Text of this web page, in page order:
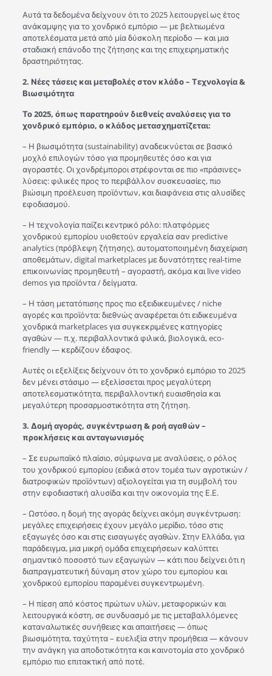
Αυτά τα δεδομένα δείχνουν ότι το 2025 λειτουργεί ως έτος
ανάκαμψης για το χονδρικό εμπόριο — με βελτιωμένα
αποτελέσματα μετά από μία δύσκολη περίοδο — και μια
σταδιακή επάνοδο της ζήτησης και της επιχειρηματικής
δραστηριότητας.
2. Νέες τάσεις και μεταβολές στον κλάδο – Τεχνολογία &
Βιωσιμότητα
Το 2025, όπως παρατηρούν διεθνείς αναλύσεις για το
χονδρικό εμπόριο, ο κλάδος μετασχηματίζεται:
– Η βιωσιμότητα (sustainability) αναδεικνύεται σε βασικό
μοχλό επιλογών τόσο για προμηθευτές όσο και για
αγοραστές. Οι χονδρέμποροι στρέφονται σε πιο «πράσινες»
λύσεις: φιλικές προς το περιβάλλον συσκευασίες, πιο
βιώσιμη προέλευση προϊόντων, και διαφάνεια στις αλυσίδες
εφοδιασμού.
– Η τεχνολογία παίζει κεντρικό ρόλο: πλατφόρμες
χονδρικού εμπορίου υιοθετούν εργαλεία σαν predictive
analytics (πρόβλεψη ζήτησης), αυτοματοποιημένη διαχείριση
αποθεμάτων, digital marketplaces με δυνατότητες real-time
επικοινωνίας προμηθευτή – αγοραστή, ακόμα και live video
demos για προϊόντα / δείγματα.
– Η τάση μετατόπισης προς πιο εξειδικευμένες / niche
αγορές και προϊόντα: διεθνώς αναφέρεται ότι ειδικευμένα
χονδρικά marketplaces για συγκεκριμένες κατηγορίες
αγαθών — π.χ. περιβαλλοντικά φιλικά, βιολογικά, eco-
friendly — κερδίζουν έδαφος.
Αυτές οι εξελίξεις δείχνουν ότι το χονδρικό εμπόριο το 2025
δεν μένει στάσιμο — εξελίσσεται προς μεγαλύτερη
αποτελεσματικότητα, περιβαλλοντική ευαισθησία και
μεγαλύτερη προσαρμοστικότητα στη ζήτηση.
3. Δομή αγοράς, συγκέντρωση & ροή αγαθών –
προκλήσεις και ανταγωνισμός
– Σε ευρωπαϊκό πλαίσιο, σύμφωνα με αναλύσεις, ο ρόλος
του χονδρικού εμπορίου (ειδικά στον τομέα των αγροτικών /
διατροφικών προϊόντων) αξιολογείται για τη συμβολή του
στην εφοδιαστική αλυσίδα και την οικονομία της Ε.Ε.
– Ωστόσο, η δομή της αγοράς δείχνει ακόμη συγκέντρωση:
μεγάλες επιχειρήσεις έχουν μεγάλο μερίδιο, τόσο στις
εξαγωγές όσο και στις εισαγωγές αγαθών. Στην Ελλάδα, για
παράδειγμα, μια μικρή ομάδα επιχειρήσεων καλύπτει
σημαντικό ποσοστό των εξαγωγών — κάτι που δείχνει ότι η
διαπραγματευτική δύναμη στον χώρο του εμπορίου και
χονδρικού εμπορίου παραμένει συγκεντρωμένη.
– Η πίεση από κόστος πρώτων υλών, μεταφορικών και
λειτουργικά κόστη, σε συνδυασμό με τις μεταβαλλόμενες
καταναλωτικές συνήθειες και απαιτήσεις — όπως
βιωσιμότητα, ταχύτητα – ευελιξία στην προμήθεια — κάνουν
την ανάγκη για αποδοτικότητα και καινοτομία στο χονδρικό
εμπόριο πιο επιτακτική από ποτέ.